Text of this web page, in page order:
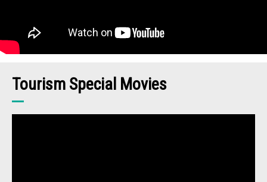
Tourism Special Movies